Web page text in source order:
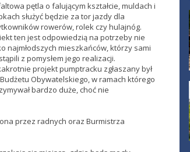
pętla o falującym kształcie, muldach i
służyć będzie za tor jazdy dla
rowerów, rolek czy hulajnóg.
ten jest odpowiedzią na potrzeby nie
najmłodszych mieszkańców, którzy sami
z pomysłem jego realizacji.
projekt pumptracku zgłaszany był
Obywatelskiego, w ramach którego
bardzo duże, choć nie
przez radnych oraz Burmistrza